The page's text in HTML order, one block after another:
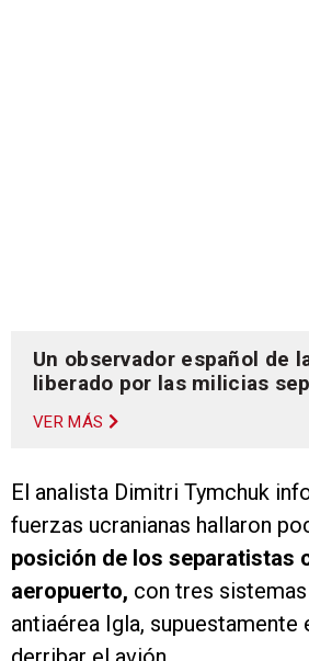
Un observador español de
liberado por las milicias
VER MÁS
El analista Dimitri Tymchuk
fuerzas ucranianas hallaron
posición de los separatistas
aeropuerto, con tres
antiaérea Igla, supuestamente